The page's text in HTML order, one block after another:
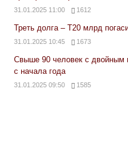
31.01.2025 11:00 1612
Треть долга – Т20 млрд
31.01.2025 10:45 1673
Свыше 90 человек с двойным
с начала года
31.01.2025 09:50 1585